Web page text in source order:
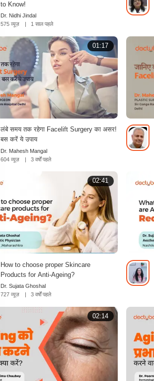
to Know!
Dr. Nidhi Jindal
575 व्यूज़
| 1 साल पहले
01:17
लंबे समय तक रहेगा Facelift Surgery का असर!
बस करें ये उपाय
Dr. Mahesh Mangal
604 व्यूज़
| 3 वर्षों पहले
02:41
How to choose proper Skincare
Products for Anti-Ageing?
Dr. Sujata Ghoshal
727 व्यूज़
| 3 वर्षों पहले
02:14